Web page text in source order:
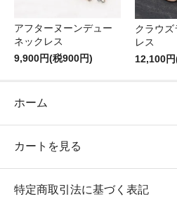
アフターヌーンデュー
ネックレス
9,900円(税900円)
クラウズ
レス
12,100
ホーム
カートを見る
特定商取引法に基づく表記